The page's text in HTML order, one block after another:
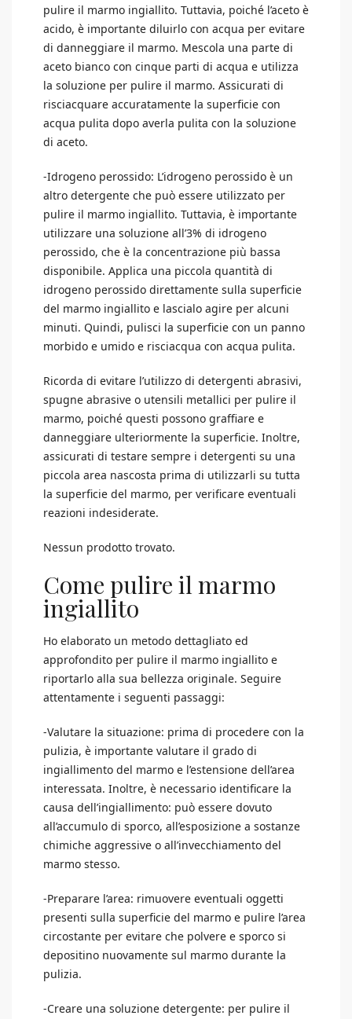
pulire il marmo ingiallito. Tuttavia, poiché l’aceto è
acido, è importante diluirlo con acqua per evitare
di danneggiare il marmo. Mescola una parte di
aceto bianco con cinque parti di acqua e utilizza
la soluzione per pulire il marmo. Assicurati di
risciacquare accuratamente la superficie con
acqua pulita dopo averla pulita con la soluzione
di aceto.
-Idrogeno perossido: L’idrogeno perossido è un
altro detergente che può essere utilizzato per
pulire il marmo ingiallito. Tuttavia, è importante
utilizzare una soluzione all’3% di idrogeno
perossido, che è la concentrazione più bassa
disponibile. Applica una piccola quantità di
idrogeno perossido direttamente sulla superficie
del marmo ingiallito e lascialo agire per alcuni
minuti. Quindi, pulisci la superficie con un panno
morbido e umido e risciacqua con acqua pulita.
Ricorda di evitare l’utilizzo di detergenti abrasivi,
spugne abrasive o utensili metallici per pulire il
marmo, poiché questi possono graffiare e
danneggiare ulteriormente la superficie. Inoltre,
assicurati di testare sempre i detergenti su una
piccola area nascosta prima di utilizzarli su tutta
la superficie del marmo, per verificare eventuali
reazioni indesiderate.
Nessun prodotto trovato.
Come pulire il marmo
ingiallito
Ho elaborato un metodo dettagliato ed
approfondito per pulire il marmo ingiallito e
riportarlo alla sua bellezza originale. Seguire
attentamente i seguenti passaggi:
-Valutare la situazione: prima di procedere con la
pulizia, è importante valutare il grado di
ingiallimento del marmo e l’estensione dell’area
interessata. Inoltre, è necessario identificare la
causa dell’ingiallimento: può essere dovuto
all’accumulo di sporco, all’esposizione a sostanze
chimiche aggressive o all’invecchiamento del
marmo stesso.
-Preparare l’area: rimuovere eventuali oggetti
presenti sulla superficie del marmo e pulire l’area
circostante per evitare che polvere e sporco si
depositino nuovamente sul marmo durante la
pulizia.
-Creare una soluzione detergente: per pulire il